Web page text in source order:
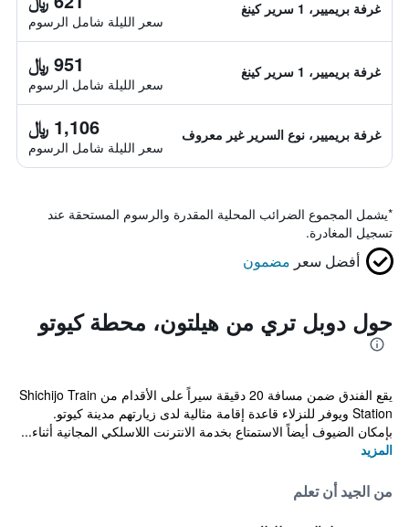
غرفة بريميير، 1 سرير كينغ
سعر الليلة شامل الرسوم
غرفة بريميير، 1 سرير كينغ 951 ﷼
سعر الليلة شامل الرسوم
غرفة بريميير، نوع السرير غير معروف 1,106 ﷼
سعر الليلة شامل الرسوم
*يشمل المجموع الضرائب المحلية المقدرة والرسوم المستحقة عند
تسجيل المغادرة.
أفضل سعر مضمون
حول دوبل تري من هيلتون، محطة كيوتو
يقع الفندق ضمن مسافة 20 دقيقة سيراً على الأقدام من Shichijo Train
Station ويوفر للنزلاء قاعدة إقامة مثالية لدى زيارتهم مدينة كيوتو.
بإمكان الضيوف أيضاً الاستمتاع بخدمة الانترنت اللاسلكي المجانية أثناء...
المزيد
من الجيد أن تعلم